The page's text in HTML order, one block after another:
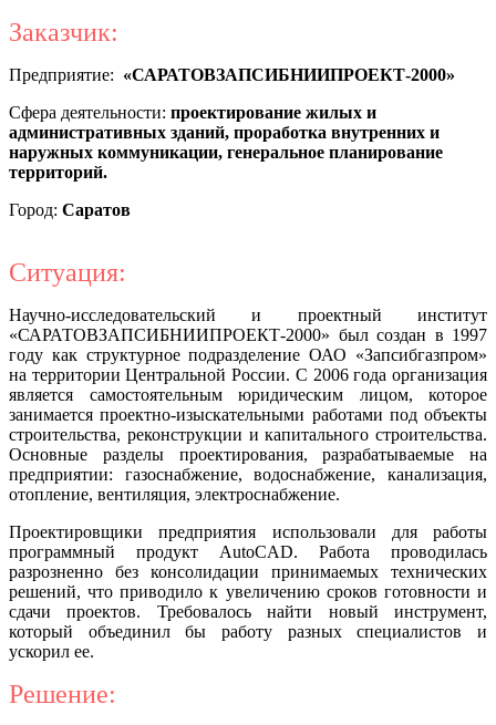
Заказчик:
Предприятие: «САРАТОВЗАПСИБНИИПРОЕКТ-2000»
Сфера деятельности: проектирование жилых и
административных зданий, проработка внутренних и
наружных коммуникации, генеральное планирование
территорий.
Город: Саратов
Ситуация:
Научно-исследовательский и проектный институт
«САРАТОВЗАПСИБНИИПРОЕКТ-2000» был создан в 1997
году как структурное подразделение ОАО «Запсибгазпром»
на территории Центральной России. С 2006 года организация
является самостоятельным юридическим лицом, которое
занимается проектно-изыскательными работами под объекты
строительства, реконструкции и капитального строительства.
Основные разделы проектирования, разрабатываемые на
предприятии: газоснабжение, водоснабжение, канализация,
отопление, вентиляция, электроснабжение.
Проектировщики предприятия использовали для работы
программный продукт AutoCAD. Работа проводилась
разрозненно без консолидации принимаемых технических
решений, что приводило к увеличению сроков готовности и
сдачи проектов. Требовалось найти новый инструмент,
который объединил бы работу разных специалистов и
ускорил ее.
Решение: